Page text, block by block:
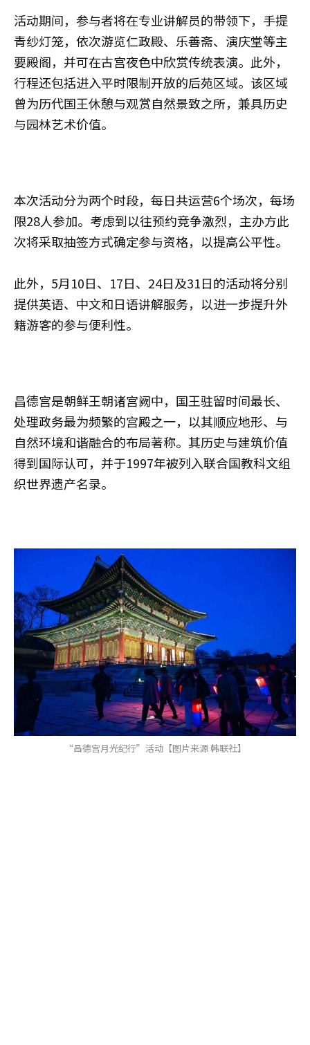
活动期间，参与者将在专业讲解员的带领下，手提
青纱灯笼，依次游览仁政殿、乐善斋、演庆堂等主
要殿阁，并可在古宫夜色中欣赏传统表演。此外，
行程还包括进入平时限制开放的后苑区域。该区域
曾为历代国王休憩与观赏自然景致之所，兼具历史
与园林艺术价值。
本次活动分为两个时段，每日共运营6个场次，每场
限28人参加。考虑到以往预约竞争激烈，主办方此
次将采取抽签方式确定参与资格，以提高公平性。
此外，5月10日、17日、24日及31日的活动将分别
提供英语、中文和日语讲解服务，以进一步提升外
籍游客的参与便利性。
昌德宫是朝鲜王朝诸宫阙中，国王驻留时间最长、
处理政务最为频繁的宫殿之一，以其顺应地形、与
自然环境和谐融合的布局著称。其历史与建筑价值
得到国际认可，并于1997年被列入联合国教科文组
织世界遗产名录。
“昌德宫月光纪行”活动【图片来源 韩联社】